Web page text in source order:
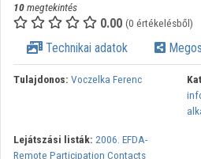
Intézményi listák
Intézmények
10megtekintés
0.00 (0 értékelésből)
Technikai adatok
Tulajdonos: Voczelka Ferenc
Lejátszási listák: 2006. EFDA-
Remote Participation Contacts